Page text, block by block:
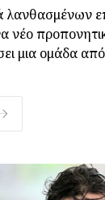
λανθασμένων
νέο
μια ομάδα